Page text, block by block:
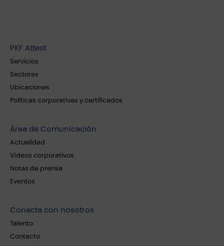
PKF Attest
Servicios
Sectores
Ubicaciones
Políticas corporativas y certificados
Área de Comunicación
Actualidad
Vídeos corporativos
Notas de prensa
Eventos
Conecta con nosotros
Talento
Contacto